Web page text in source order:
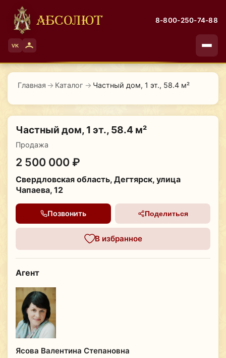
АБСОЛЮТ 8-800-250-74-88
VK
Главная → Каталог → Частный дом, 1 эт., 58.4 м²
Частный дом, 1 эт., 58.4 м²
Продажа
2 500 000 ₽
Свердловская область, Дегтярск, улица
Чапаева, 12
Позвонить Поделиться
В избранное
Агент
Ясова Валентина Степановна